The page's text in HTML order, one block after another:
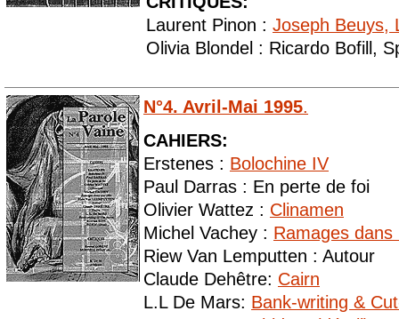
Laurent Pinon : Joseph Beuys,
Olivia Blondel : Ricardo Bofill,
N°4. Avril-Mai 1995.
CAHIERS:
Erstenes : Bolochine IV
Paul Darras : En perte de foi
Olivier Wattez : Clinamen
Michel Vachey : Ramages dans
Riew Van Lemputten : Autour
Claude Dehêtre: Cairn
L.L De Mars: Bank-writing &